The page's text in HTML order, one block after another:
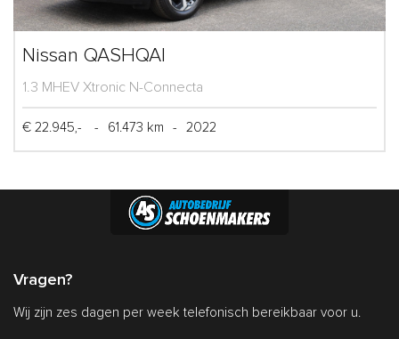
Nissan QASHQAI
1.3 MHEV Xtronic N-Connecta
€ 22.945,- - 61.473 km - 2022
Vragen?
Wij zijn zes dagen per week telefonisch bereikbaar voor u.